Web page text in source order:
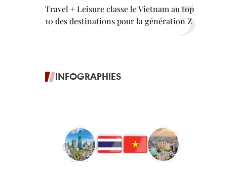
Travel + Leisure classe le Vietnam au top
10 des destinations pour la génération Z
INFOGRAPHIES